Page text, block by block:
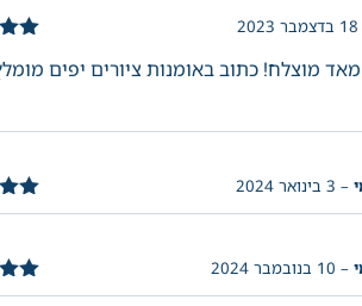
5
18 בדצמבר 2023
מוצלח! כתוב באומנות ציורים יפים
דורג
– 3 בינואר 2024
דורג
– 10 בנובמבר 2024